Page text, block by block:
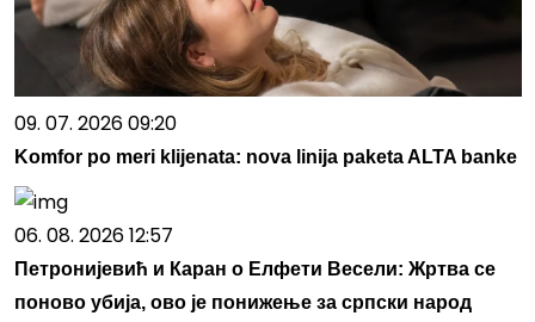
09. 07. 2026 09:20
Komfor po meri klijenata: nova linija paketa ALTA banke
06. 08. 2026 12:57
Петронијевић и Каран о Елфети Весели: Жртва се
поново убија, ово је понижење за српски народ